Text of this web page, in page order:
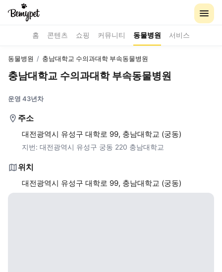
홈 콘텐츠 쇼핑 커뮤니티 동물병원 서비스
동물병원 / 충남대학교 수의과대학 부속동물병원
충남대학교 수의과대학 부속동물병원
운영 43년차
주소
대전광역시 유성구 대학로 99, 충남대학교 (궁동)
지번: 대전광역시 유성구 궁동 220 충남대학교
위치
대전광역시 유성구 대학로 99, 충남대학교 (궁동)